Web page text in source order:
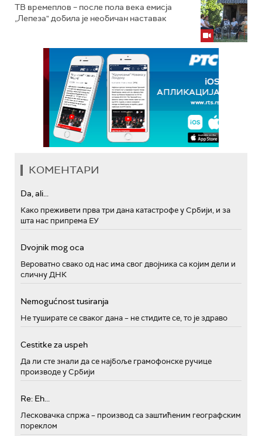
ТВ времеплов – после пола века емисја
„Лепеза" добила је необичан наставак
КОМЕНТАРИ
Da, ali...
Како преживети прва три дана катастрофе у Србији, и за
шта нас припрема ЕУ
Dvojnik mog oca
Вероватно свако од нас има свог двојника са којим дели и
сличну ДНК
Nemogućnost tusiranja
Не туширате се сваког дана – не стидите се, то је здраво
Cestitke za uspeh
Да ли сте знали да се најбоље грамофонске ручице
производе у Србији
Re: Eh...
Лесковачка спржа – производ са заштићеним географским
пореклом